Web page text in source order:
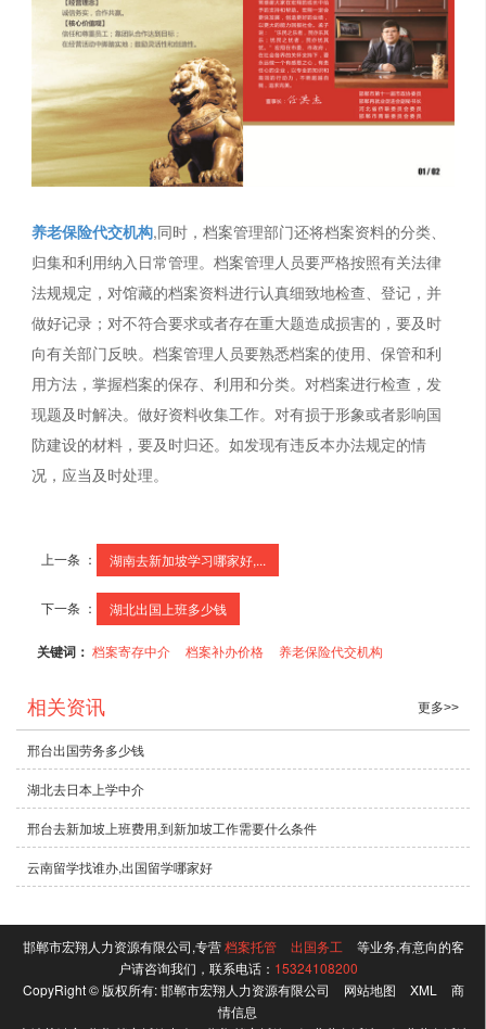
养老保险代交机构,同时，档案管理部门还将档案资料的分类、
归集和利用纳入日常管理。档案管理人员要严格按照有关法律
法规规定，对馆藏的档案资料进行认真细致地检查、登记，并
做好记录；对不符合要求或者存在重大题造成损害的，要及时
向有关部门反映。档案管理人员要熟悉档案的使用、保管和利
用方法，掌握档案的保存、利用和分类。对档案进行检查，发
现题及时解决。做好资料收集工作。对有损于形象或者影响国
防建设的材料，要及时归还。如发现有违反本办法规定的情
况，应当及时处理。
上一条 ： 湖南去新加坡学习哪家好,...
下一条 ： 湖北出国上班多少钱
关键词：档案寄存中介 档案补办价格 养老保险代交机构
相关资讯 更多>>
邢台出国劳务多少钱
湖北去日本上学中介
邢台去新加坡上班费用,到新加坡工作需要什么条件
云南留学找谁办,出国留学哪家好
邯郸市宏翔人力资源有限公司,专营档案托管 出国务工
等业务,有意向的客
户请咨询我们，联系电话： 15324108200
CopyRight © 版权所有:邯郸市宏翔人力资源有限公司 网站地图 XML
商
情信息